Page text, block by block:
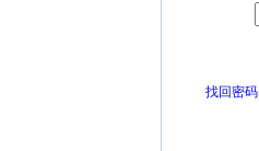
找回密码